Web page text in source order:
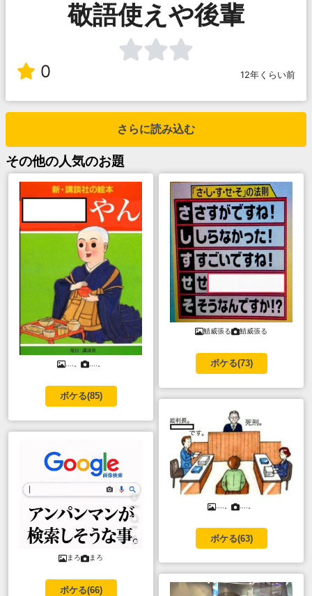
敬語使えや後輩
0 12年くらい前
さらに読み込む
その他の人気のお題
ボケる(85)
まろ まろ
ボケる(66)
鯖威張る 鯖威張る
ボケる(73)
....。 ....。
ボケる(63)